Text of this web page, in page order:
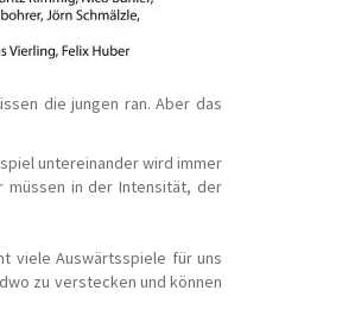
die jungen ran. Aber das
untereinander wird immer
müssen in der Intensität, der
viele Auswärtsspiele für uns
zu verstecken und können